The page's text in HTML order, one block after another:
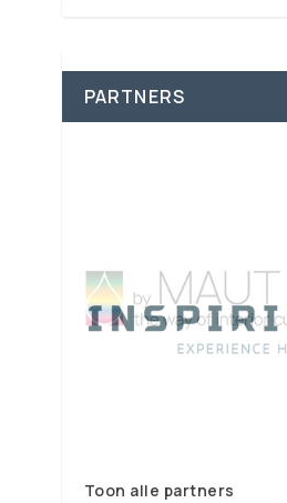
PARTNERS
Toon alle partners